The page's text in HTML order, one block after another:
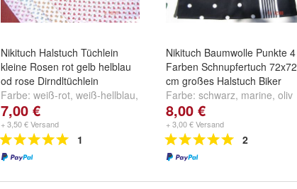
Nikituch Halstuch Tüchlein
kleine Rosen rot gelb helblau
od rose Dirndltüchlein
Farbe: weiß-rot, weiß-hellblau,
weiß-gelb
7,00 €
+ 3,50 € Versand
1
Nikituch Baumwolle Punkte 4
Farben Schnupfertuch 72x72
cm großes Halstuch Biker
Farbe: schwarz, marine, oliv
undweitere ...
8,00 €
+ 3,00 € Versand
2